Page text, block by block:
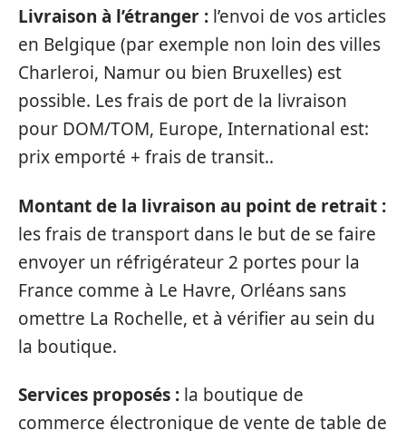
Livraison à l’étranger : l’envoi de vos articles
en Belgique (par exemple non loin des villes
Charleroi, Namur ou bien Bruxelles) est
possible. Les frais de port de la livraison
pour DOM/TOM, Europe, International est:
prix emporté + frais de transit..
Montant de la livraison au point de retrait :
les frais de transport dans le but de se faire
envoyer un réfrigérateur 2 portes pour la
France comme à Le Havre, Orléans sans
omettre La Rochelle, et à vérifier au sein du
la boutique.
Services proposés : la boutique de
commerce électronique de vente de table de